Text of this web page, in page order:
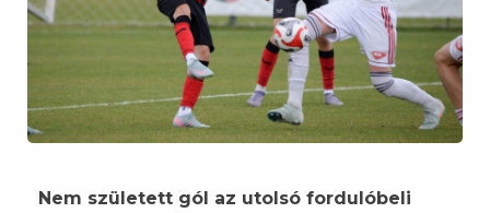
Nem született gól az utolsó fordulóbeli